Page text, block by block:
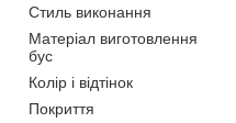
Стиль виконання
Матеріал виготовлення
бус
Колір і відтінок
Покриття